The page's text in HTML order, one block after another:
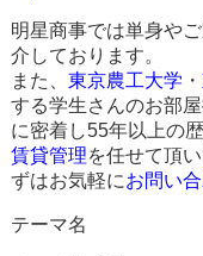
明星商事では単身や
介しております。
また、 東京農工大学 ・
する学生さんのお部
に密着し55年以上の
賃貸管理を任せて頂
ずはお気軽にお問い
テーマ名